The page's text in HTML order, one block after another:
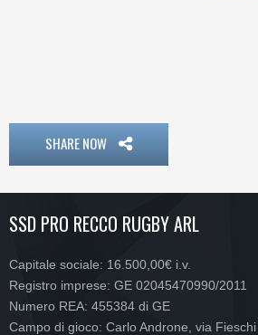
SHARE NOW
SSD PRO RECCO RUGBY ARL
Capitale sociale: 16.500,00€ i.v.
Registro imprese: GE 02045470990/2011
Numero REA: 455384 di GE
Campo di gioco: Carlo Androne, via